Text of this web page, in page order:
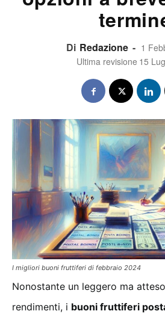
Di Redazione - 1
Ultima revisione 15
I migliori buoni fruttiferi di febbraio 2024
Nonostante un leggero ma
rendimenti, i buoni fruttiferi